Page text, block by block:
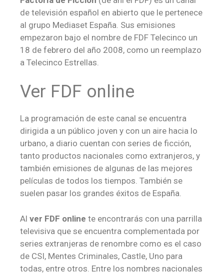
de televisión español en abierto que le pertenece
al grupo Mediaset España. Sus emisiones
empezaron bajo el nombre de FDF Telecinco un
18 de febrero del año 2008, como un reemplazo
a Telecinco Estrellas.
Ver FDF online
La programación de este canal se encuentra
dirigida a un público joven y con un aire hacia lo
urbano, a diario cuentan con series de ficción,
tanto productos nacionales como extranjeros, y
también emisiones de algunas de las mejores
películas de todos los tiempos. También se
suelen pasar los grandes éxitos de España.
Al ver FDF online te encontrarás con una parrilla
televisiva que se encuentra complementada por
series extranjeras de renombre como es el caso
de CSI, Mentes Criminales, Castle, Uno para
todas, entre otros. Entre los nombres nacionales